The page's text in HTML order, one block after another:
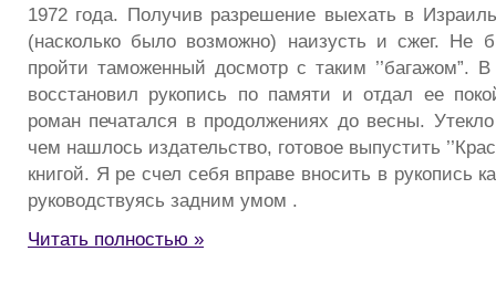
1972 года. Получив разрешение выехать в
(насколько было возможно) наизусть и сжег. Не
пройти таможенный досмотр с таким ’’багажом”.
восстановил рукопись по памяти и отдал ее
роман печатался в продолжениях до весны.
чем нашлось издательство, готовое выпустить
книгой. Я ре счел себя вправе вносить в рукопись
руководствуясь задним умом .
Читать полностью »